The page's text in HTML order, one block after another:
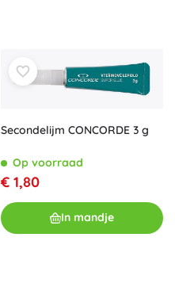
Secondelijm CONCORDE 3 g
Op voorraad
€ 1,80
In mandje